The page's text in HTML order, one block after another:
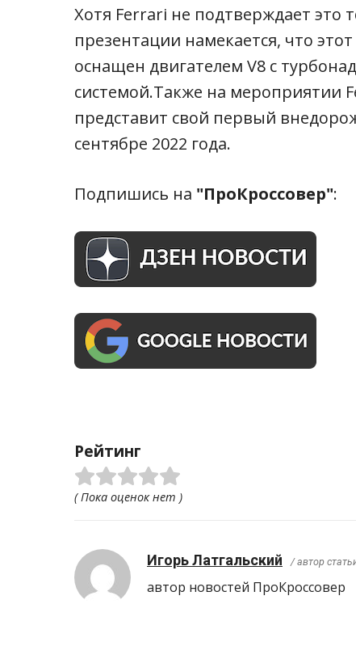
Хотя Ferrari не подтверждает это
презентации намекается, что
оснащен двигателем V8 с
системой.Также на мероприятии
представит свой первый
сентябре 2022 года.
Подпишись на "ПроКроссовер":
Рейтинг
( Пока оценок нет )
Игорь Латгальский / автор
автор новостей ПроКроcсовер